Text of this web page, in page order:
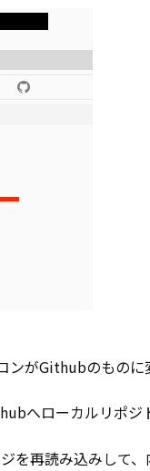
がGithubのものに
へローカルリポジ
を再読み込みして、